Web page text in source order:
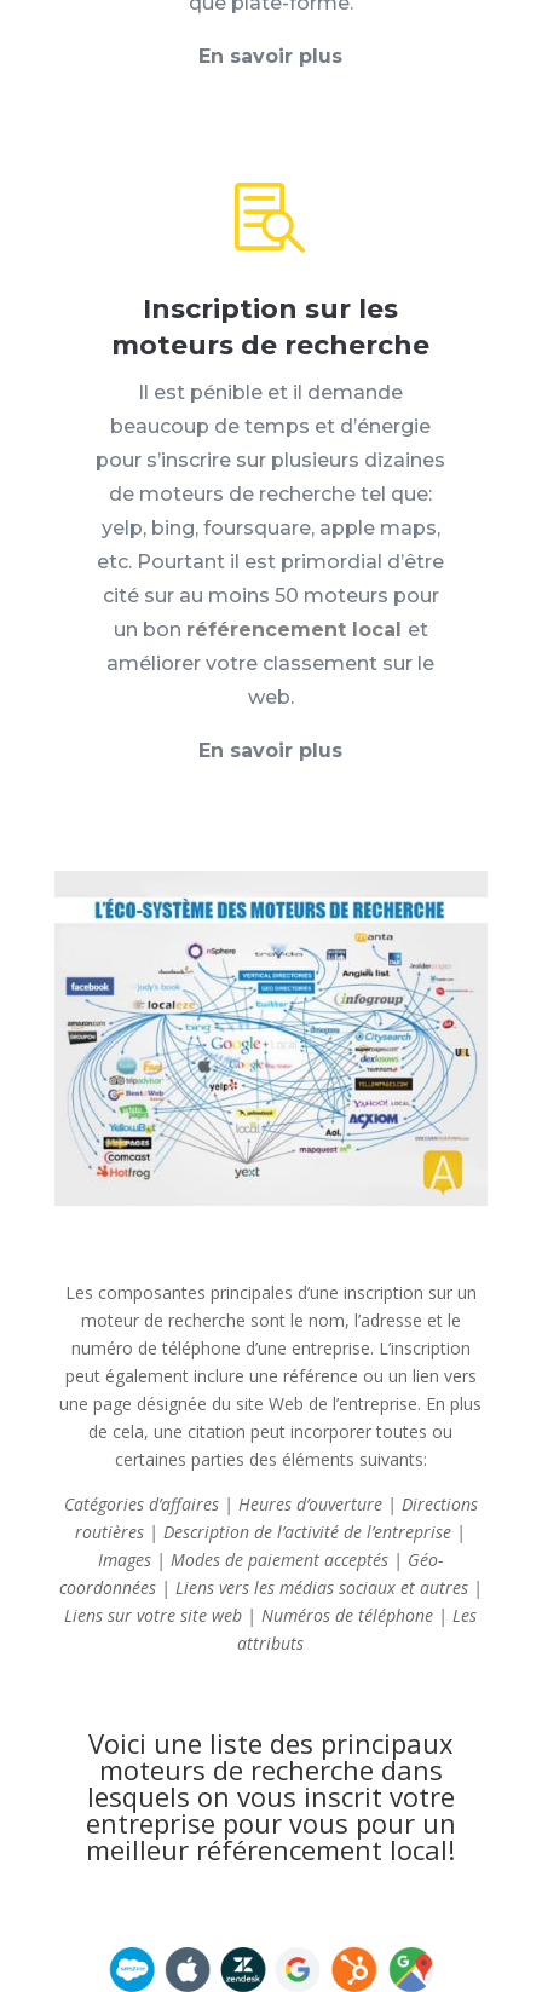
En savoir plus

Inscription sur les
moteurs de recherche
Il est pénible et il demande
beaucoup de temps et d’énergie
pour s’inscrire sur plusieurs dizaines
de moteurs de recherche tel que:
yelp, bing, foursquare, apple maps,
etc. Pourtant il est primordial d’être
cité sur au moins 50 moteurs pour
un bon référencement local
et
améliorer votre classement sur le
web.
En savoir plus
Les composantes principales d’une inscription sur un
moteur de recherche sont le nom, l’adresse et le
numéro de téléphone d’une entreprise. L’inscription
peut également inclure une référence ou un lien vers
une page désignée du site Web de l’entreprise. En plus
de cela, une citation peut incorporer toutes ou
certaines parties des éléments suivants:
Catégories d’affaires | Heures d’ouverture | Directions
routières | Description de l’activité de l’entreprise |
Images | Modes de paiement acceptés | Géo-
coordonnées | Liens vers les médias sociaux et autres |
Liens sur votre site web | Numéros de téléphone | Les
attributs
Voici une liste des principaux
moteurs de recherche dans
lesquels on vous inscrit votre
entreprise pour vous pour un
meilleur référencement local!